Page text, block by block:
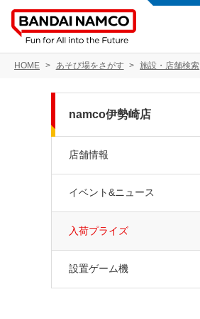
HOME あそび場をさがす 施設・店舗検索
namco伊勢崎店
店舗情報
イベント&ニュース
入荷プライズ
設置ゲーム機